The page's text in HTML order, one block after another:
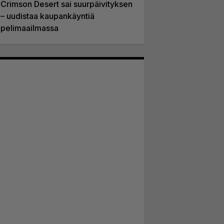
Crimson Desert sai suurpäivityksen
– uudistaa kaupankäyntiä
pelimaailmassa